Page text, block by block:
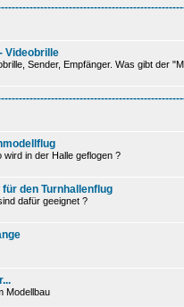
Videobrille
Sender, Empfänger. Was gibt der
wird in der Halle geflogen ?
den Turnhallenflug
dafür geeignet ?
Modellbau